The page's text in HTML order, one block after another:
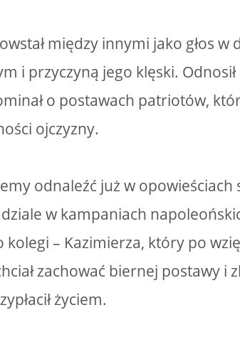
między innymi jako głos w
i przyczyną jego klęski.
o postawach patriotów,
ojczyzny.
odnaleźć już w opowieściach
w kampaniach
kolegi – Kazimierza, który po
zachować biernej postawy i
życiem.